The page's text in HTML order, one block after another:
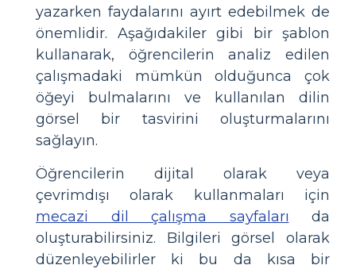
yazarken faydalarını ayırt edebilmek de
önemlidir. Aşağıdakiler gibi bir şablon
kullanarak, öğrencilerin analiz edilen
çalışmadaki mümkün olduğunca çok
öğeyi bulmalarını ve kullanılan dilin
görsel bir tasvirini oluşturmalarını
sağlayın.
Öğrencilerin dijital olarak veya
çevrimdışı olarak kullanmaları için
mecazi dil çalışma sayfaları da
oluşturabilirsiniz. Bilgileri görsel olarak
düzenleyebilirler ki bu da kısa bir